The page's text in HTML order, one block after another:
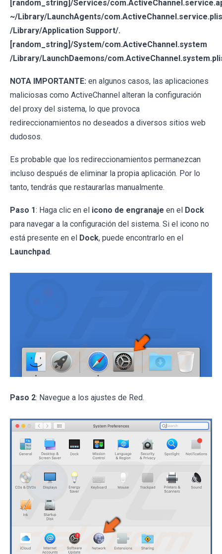
[random_string]/Services/
~/Library/LaunchAgents/
/Library/Application Support/.
[random_string]/System/com.ActiveChannel.system
/Library/LaunchDaemons/
NOTA IMPORTANTE: en algunos casos, las aplicaciones
maliciosas como ActiveChannel alteran la configuración
del proxy del sistema, lo que provoca
redireccionamientos no deseados a diversos sitios web
dudosos.
Es probable que los redireccionamientos permanezcan
incluso después de eliminar la propia aplicación. Por lo
tanto, tendrás que restaurarlas manualmente.
Paso 1: Haga clic en el icono de engranaje en el
Dock
para navegar a la configuración del sistema. Si el icono no
está presente en el
Dock, puede encontrarlo en el
Launchpad.
Paso 2: Navegue a los ajustes de Red.